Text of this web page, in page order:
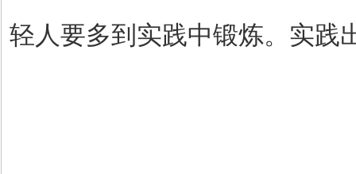
轻人要多到实践中锻炼。实践